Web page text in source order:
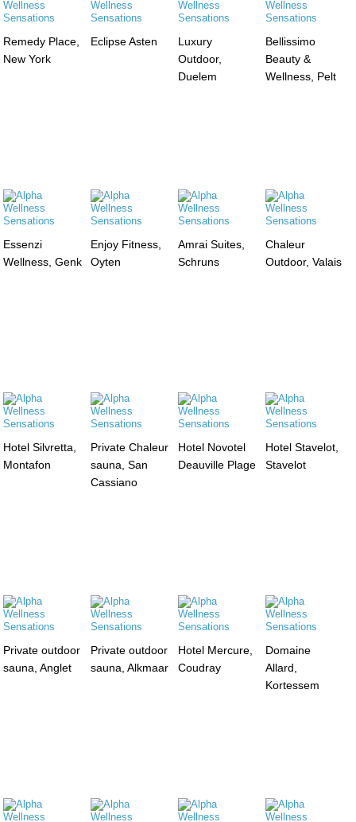
Remedy Place,
New York
Eclipse Asten
Luxury
Outdoor,
Duelem
Bellissimo
Beauty &
Wellness, Pelt
Essenzi
Wellness, Genk
Enjoy Fitness,
Oyten
Amrai Suites,
Schruns
Chaleur
Outdoor, Valais
Hotel Silvretta,
Montafon
Private Chaleur
sauna, San
Cassiano
Hotel Novotel
Deauville Plage
Hotel Stavelot,
Stavelot
Private outdoor
sauna, Anglet
Private outdoor
sauna, Alkmaar
Hotel Mercure,
Coudray
Domaine
Allard,
Kortessem